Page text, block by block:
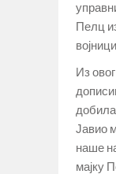
Пелц
војници.
Из
Јавио
наше
мајку